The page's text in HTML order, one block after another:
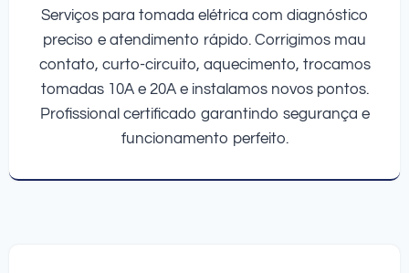
Serviços para tomada elétrica com diagnóstico
preciso e atendimento rápido. Corrigimos mau
contato, curto-circuito, aquecimento, trocamos
tomadas 10A e 20A e instalamos novos pontos.
Profissional certificado garantindo segurança e
funcionamento perfeito.